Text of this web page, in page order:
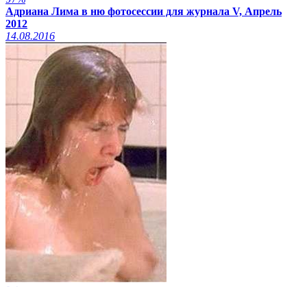
Адриана Лима в ню фотосессии для журнала V, Апрель
2012
14.08.2016